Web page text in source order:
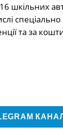
16 шкільних
та за кошти
КАНАЛ